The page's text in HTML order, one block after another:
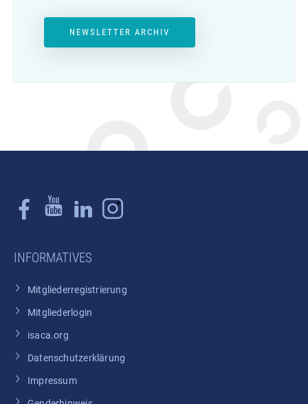
NEWSLETTER ARCHIV
INFORMATIVES
Mitgliederregistrierung
Mitgliederlogin
isaca.org
Datenschutzerklärung
Impressum